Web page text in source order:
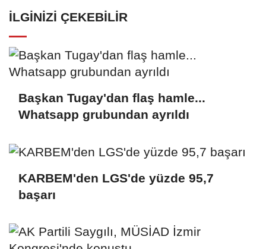
İLGINIZI ÇEKEBILIR
Başkan Tugay'dan flaş hamle...
Whatsapp grubundan ayrıldı
KARBEM'den LGS'de yüzde 95,7
başarı